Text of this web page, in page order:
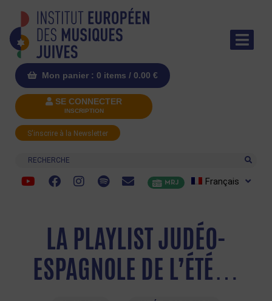
Mon panier : 0 items / 0.00 €
SE CONNECTER
INSCRIPTION
S'inscrire à la Newsletter
Recherche
MRJ Français
LA PLAYLIST JUDÉO-
ESPAGNOLE DE L’ÉTÉ…